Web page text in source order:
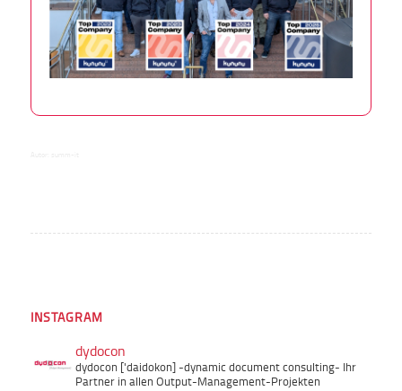
INSTAGRAM
dydocon
dydocon ['daidokon]-dynamic document consulting- Ihr
Partner in allen Output-Management-Projekten